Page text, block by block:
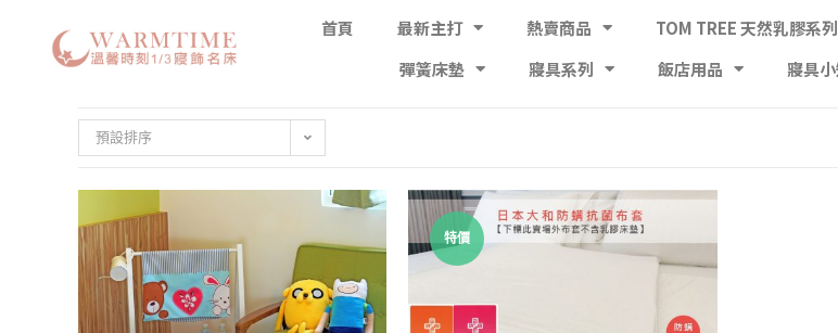
首頁 最新主打 熱賣商品 TOM TREE 天然乳膠系列
彈簧床墊
寢具系列 飯店用品 寢具
預設排序
特價